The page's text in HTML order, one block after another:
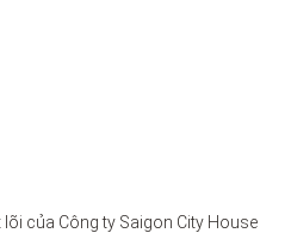
của Công ty Saigon City House